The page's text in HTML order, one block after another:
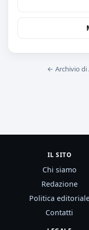
← Archivio di
IL SITO
Chi siamo
Redazione
Politica
Contatti